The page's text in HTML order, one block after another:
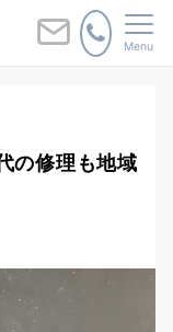
Menu
の修理も地域